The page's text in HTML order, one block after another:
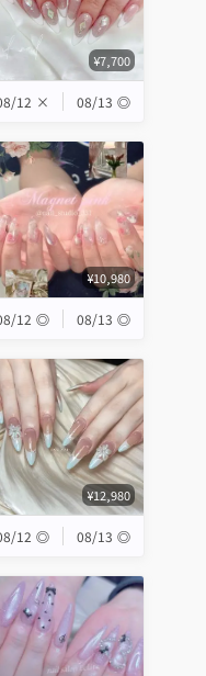
¥7,700
12 × 08/13 ◎
¥10,980
12 ◎ 08/13 ◎
¥12,980
12 ◎ 08/13 ◎